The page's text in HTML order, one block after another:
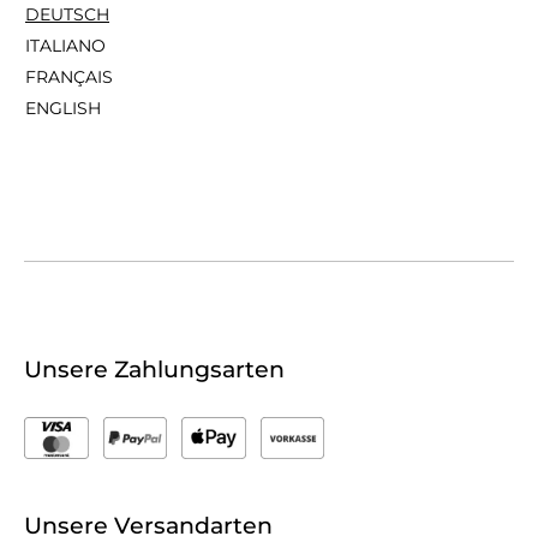
DEUTSCH
ITALIANO
FRANÇAIS
ENGLISH
Unsere Zahlungsarten
Unsere Versandarten